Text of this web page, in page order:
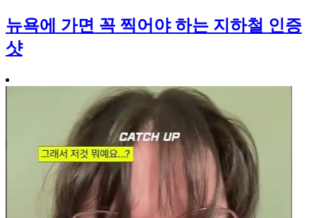
뉴욕에 가면 꼭 찍어야 하는 지하철 인증
샷